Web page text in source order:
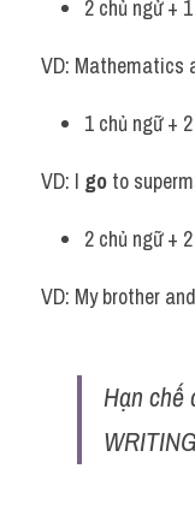
2 chủ ngử +
VD: Mathematics
1 chủ ngữ +
VD: I go to
2 chủ ngữ +
VD: My brother
Hạn chế